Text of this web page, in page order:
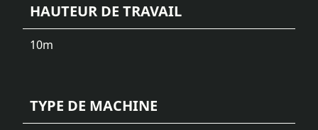
HAUTEUR DE TRAVAIL
10m
TYPE DE MACHINE